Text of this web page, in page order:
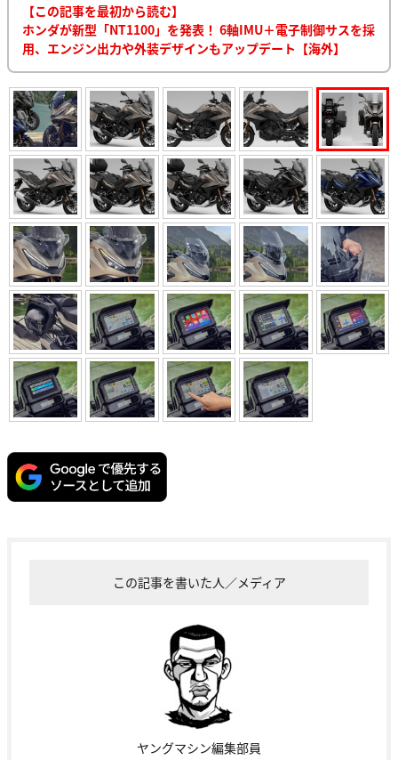
【この記事を最初から読む】
ホンダが新型「NT1100」を発表！ 6軸IMU＋電子制御サスを採
用、エンジン出力や外装デザインもアップデート【海外】
この記事を書いた人／メディア
ヤングマシン編集部員